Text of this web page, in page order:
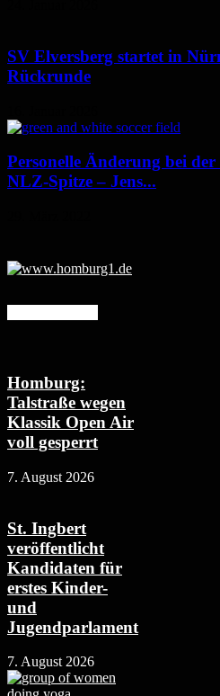
SV Elversberg startet in
Rückrunde
Personelle Änderung bei
NLZ-Spitze – Jens...
Homburg:
Talstraße wegen
Klassik Open Air
voll gesperrt
7. August 2026
St. Ingbert
veröffentlicht
Kandidaten für
erstes Kinder-
und
Jugendparlament
7. August 2026